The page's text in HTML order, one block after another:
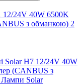
12/24V 40W 6500K
з обманкою) 2